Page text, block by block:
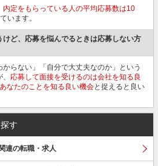
内定をもらっている人の平均応募数は10
います。
ど、応募を悩んでるときは応募しない方
からない」「自分で大丈夫なのか」という
応募して面接を受けるのは会社を知る良
なたのことを知る良い機会と捉えると良い
す
連の転職・求人